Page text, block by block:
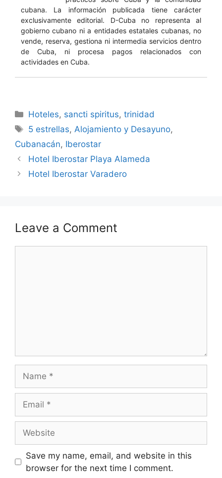
cubana. La información publicada tiene carácter
exclusivamente editorial. D-Cuba no representa al
gobierno cubano ni a entidades estatales cubanas, no
vende, reserva, gestiona ni intermedia servicios dentro
de Cuba, ni procesa pagos relacionados con
actividades en Cuba.
Categories
Hoteles, sancti spiritus,trinidad
Tags
5 estrellas, Alojamiento y Desayuno,
Cubanacán, Iberostar
Hotel Iberostar Playa Alameda
Hotel Iberostar Varadero
Leave a Comment
Save my name, email, and website in this
browser for the next time I comment.